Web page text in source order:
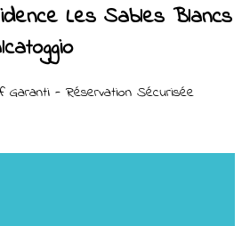
Les Sables Blancs
Garanti - Réservation Sécurisée